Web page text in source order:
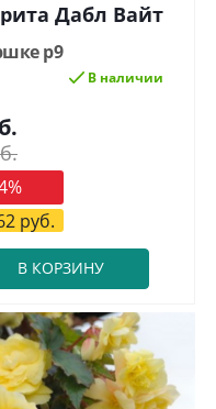
Дабл Вайт
р9
В наличии
%
руб.
В КОРЗИНУ